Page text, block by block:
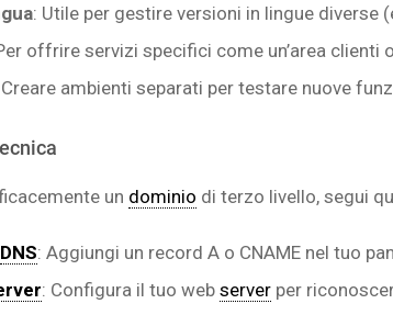
: Utile per gestire versioni in lingue diverse
offrire servizi specifici come un’area clienti
ambienti separati per testare nuove
un dominio di terzo livello, segui
DNS: Aggiungi un record A o CNAME nel tuo
: Configura il tuo web serverper